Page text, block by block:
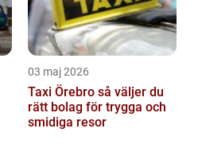
03 maj 2026
Taxi Örebro så väljer du
rätt bolag för trygga och
smidiga resor